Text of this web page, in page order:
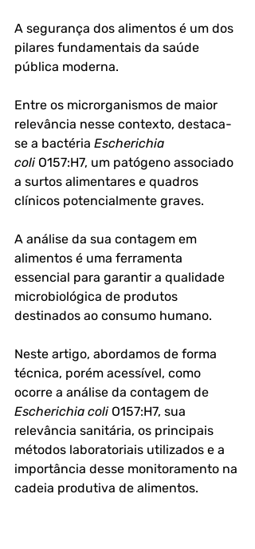
A segurança dos alimentos é um dos
pilares fundamentais da saúde
pública moderna.
Entre os microrganismos de maior
relevância nesse contexto, destaca-
se a bactéria Escherichia
coli O157:H7, um patógeno associado
a surtos alimentares e quadros
clínicos potencialmente graves.
A análise da sua contagem em
alimentos é uma ferramenta
essencial para garantir a qualidade
microbiológica de produtos
destinados ao consumo humano.
Neste artigo, abordamos de forma
técnica, porém acessível, como
ocorre a análise da contagem de
Escherichia coli O157:H7, sua
relevância sanitária, os principais
métodos laboratoriais utilizados e a
importância desse monitoramento na
cadeia produtiva de alimentos.